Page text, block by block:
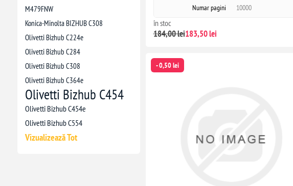
M479FNW
Konica-Minolta BIZHUB C308
Olivetti Bizhub C224e
Olivetti Bizhub C284
Olivetti Bizhub C308
Olivetti Bizhub C364e
Olivetti Bizhub C454
Olivetti Bizhub C454e
Olivetti Bizhub C554
Vizualizează Tot
Numar pagini 10000
în stoc
184,00 lei183,50 lei
- 0,50 lei